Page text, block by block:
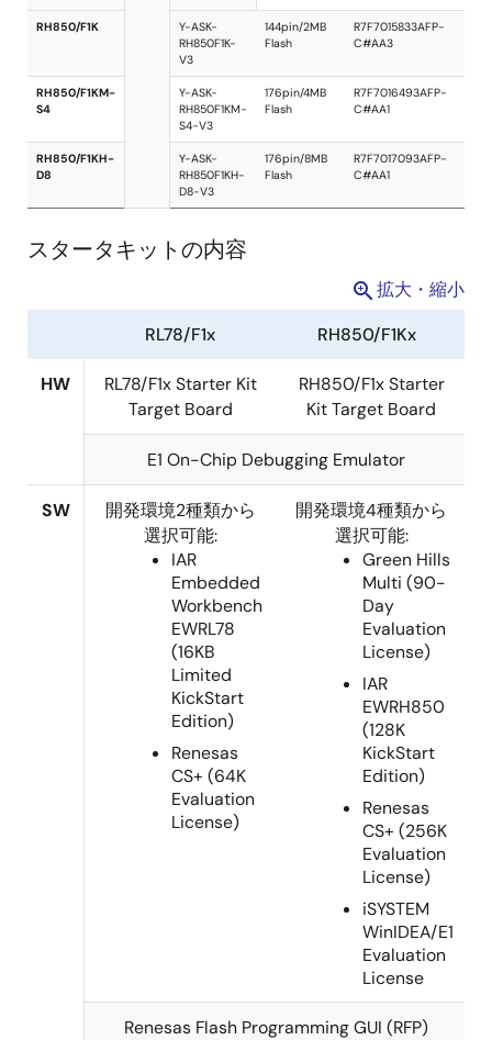
スタータキ
ット型名
MCU 特
16-
Bit
MCU
20 pin/
Flash
30 pin/
Flash
64pin/
80pin/
Flash
100pin/
Flash
Bit
RH850F1KM-
Flash
スタータキットの内容
拡大・縮小
RL78/F1x Starter Kit
RH850/F1x Starter
E1 On-Chip Debugging Emulator
開発環境2種類から
選択可能:
IAR
Embedded
Workbench
EWRL78
(16KB
Limited
Edition)
Renesas
CS+ (64K
開発環境4種類から
選択可能:
Green Hills
Multi (90-
Day
Evaluation
License)
IAR
EWRH850
(128K
Edition)
Renesas
CS+ (256K
Evaluation
License)
iSYSTEM
WinIDEA/E1
Evaluation
License